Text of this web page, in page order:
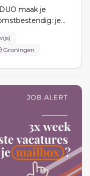
maak je
je
audits en
Groningen